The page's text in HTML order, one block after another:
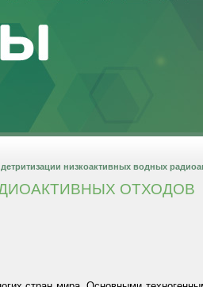
низкоактивных водных
ОТХОДОВ